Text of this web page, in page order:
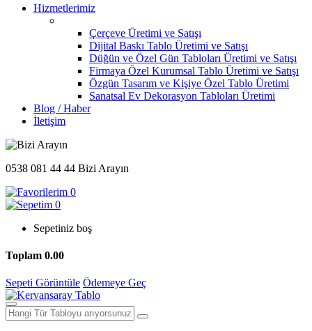
Hizmetlerimiz
Çerçeve Üretimi ve Satışı
Dijital Baskı Tablo Üretimi ve Satışı
Düğün ve Özel Gün Tabloları Üretimi ve Satışı
Firmaya Özel Kurumsal Tablo Üretimi ve Satışı
Özgün Tasarım ve Kişiye Özel Tablo Üretimi
Sanatsal Ev Dekorasyon Tabloları Üretimi
Blog / Haber
İletişim
0538 081 44 44 Bizi Arayın
0
0
Sepetiniz boş
Toplam 0.00
Sepeti Görüntüle Ödemeye Geç